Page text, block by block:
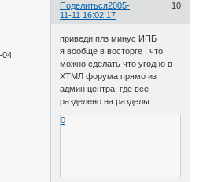
Поделиться 10
2005-
11-11 16:02:17
04
приведи плз минус ИПБ
я вообще в восторге , что
можно сделать что угодно в
ХТМЛ форума прямо из
админ центра, где всё
разделено на разделы...
0